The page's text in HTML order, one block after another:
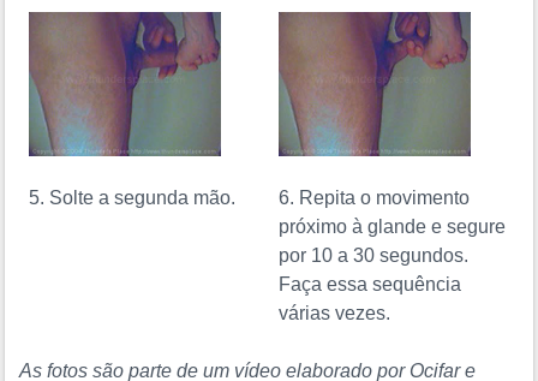
5. Solte a segunda mão.
6. Repita o movimento
próximo à glande e segure
por 10 a 30 segundos.
Faça essa sequência
várias vezes.
As fotos são parte de um vídeo elaborado por Ocifar e